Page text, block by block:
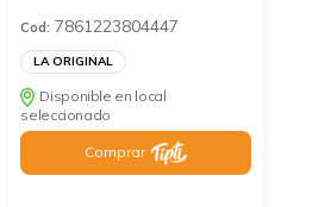
Cod: 7861223804447
LA ORIGINAL
Disponible en local
seleccionado
Comprar